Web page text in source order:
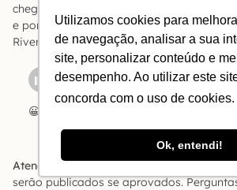
Utilizamos cookies para
de navegação, analisar a sua
site, personalizar conteúdo e
desempenho. Ao utilizar este
concorda com o uso de cookies.
Ok, entendi!
chega no predio principal.
e por dez minutos de caminhada,
Riverside ( que tem uma excelente food
Elisa Araujo
😀
Atenção:
Os comentários são moderados.
serão publicados se aprovados.